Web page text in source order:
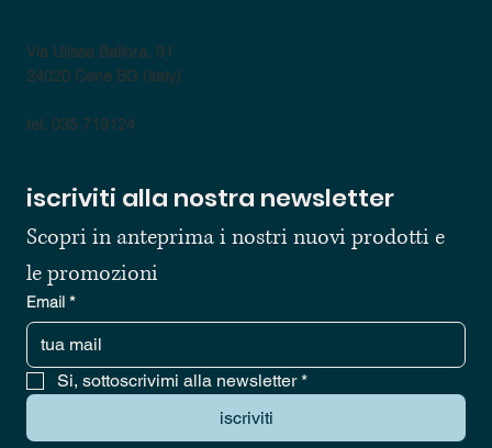
Via Ulisse Bellora, 91
24020 Cene BG (italy)
tel. 035 719124
iscriviti alla nostra newsletter
Scopri in anteprima i nostri nuovi prodotti e
le promozioni
Email *
Si, sottoscrivimi alla newsletter *
iscriviti